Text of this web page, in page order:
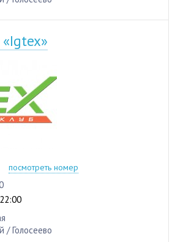
(050) 315-01-35
посмотреть номер
/ Голосеево